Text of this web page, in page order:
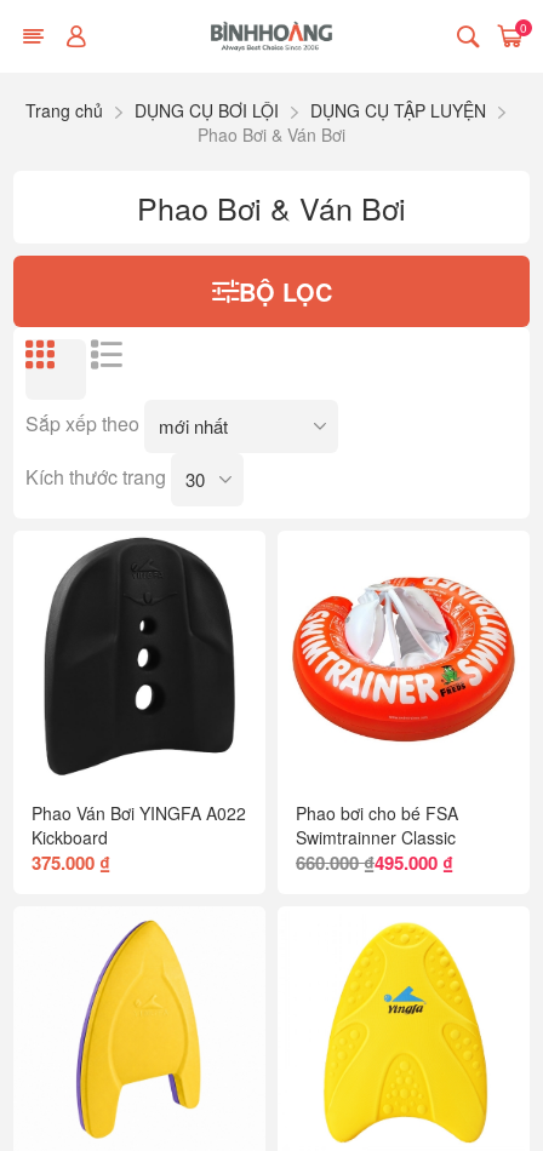
0
Trang chủ DỤNG CỤ BƠI LỘI
DỤNG CỤ TẬP LUYỆN
Phao Bơi & Ván Bơi
Phao Bơi & Ván Bơi
BỘ LỌC
Sắp xếp theo
Kích thước trang
Phao Ván Bơi YINGFA A022
Kickboard
375.000 ₫
Phao bơi cho bé FSA
Swimtrainner Classic
660.000 ₫495.000 ₫